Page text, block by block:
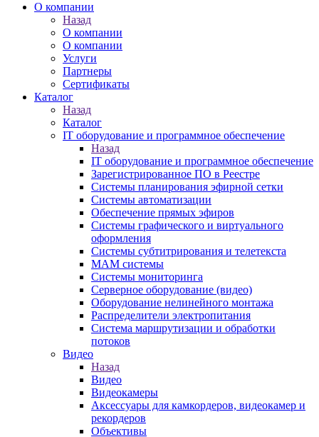
О компании
Назад
О компании
О компании
Услуги
Партнеры
Сертификаты
Каталог
Назад
Каталог
IT оборудование и программное обеспечение
Назад
IT оборудование и программное обеспечение
Зарегистрированное ПО в Реестре
Системы планирования эфирной сетки
Системы автоматизации
Обеспечение прямых эфиров
Системы графического и виртуального
оформления
Системы субтитрирования и телетекста
MAM системы
Системы мониторинга
Серверное оборудование (видео)
Оборудование нелинейного монтажа
Распределители электропитания
Система маршрутизации и обработки
потоков
Видео
Назад
Видео
Видеокамеры
Аксессуары для камкордеров, видеокамер и
рекордеров
Объективы